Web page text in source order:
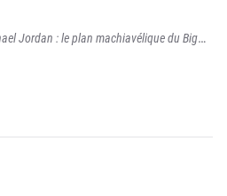
Jordan : le plan machiavélique du Big